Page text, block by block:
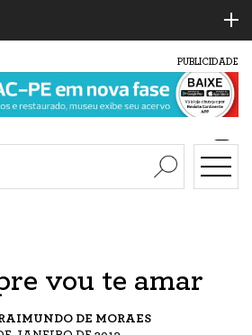
PUBLICIDADE
vou te amar
DE MORAES